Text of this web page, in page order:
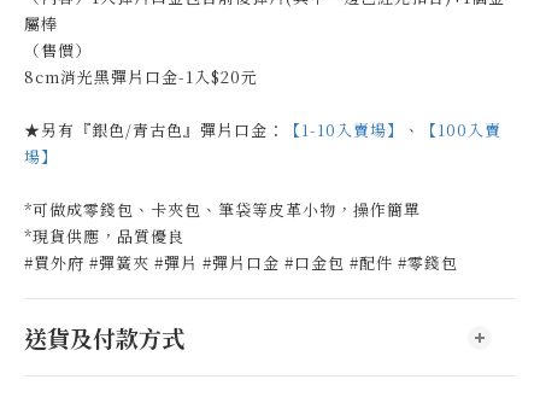
屬棒
（售價）
8cm消光黑彈片口金-1入$20元
★另有『銀色/青古色』彈片口金： 【1-10入賣場】 、
【100入賣
場】
*可做成零錢包、卡夾包、筆袋等皮革小物，操作簡單
*現貨供應，品質優良
#買外府 #彈簧夾 #彈片 #彈片口金 #口金包 #配件 #零錢包
送貨及付款方式